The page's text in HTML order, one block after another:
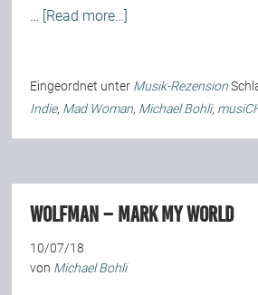
Join Us
… [Read more…]
Eingeordnet unter Musik-Rezension
Indie, Mad Woman, Michael Bohli,
Wolfman – Mark My World
10/07/18
von Michael Bohli